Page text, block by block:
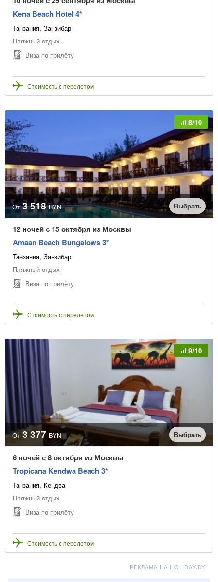
Kena Beach Hotel 4*
Танзания Занзибар
Пляжный отдых
Виза по прилёту
Стоимость с перелетом
8/10
От 3 518 BYN Выбрать
12 ночей с 15 октября из Москвы
Amaan Beach Bungalows 3*
Танзания Занзибар
Пляжный отдых
Виза по прилёту
Стоимость с перелетом
9/10
От 3 377 BYN Выбрать
6 ночей с 8 октября из Москвы
Tropicana Kendwa Beach 3*
Танзания Кендва
Пляжный отдых
Виза по прилёту
Стоимость с перелетом
РЕКЛАМА НА HOLIDAY.BY